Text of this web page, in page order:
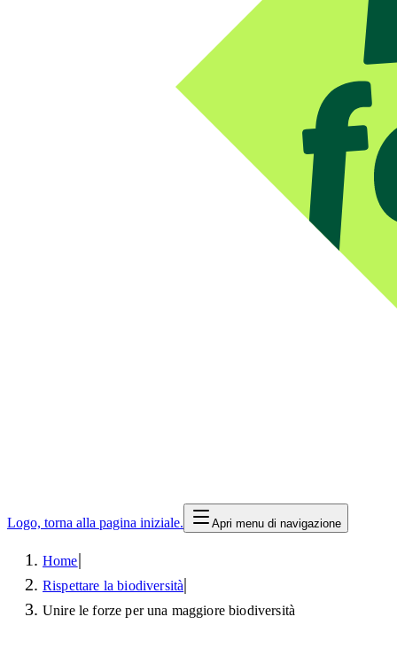
Logo, torna alla pagina iniziale. Apri menu di navigazione
Home|
Rispettare la biodiversità|
Unire le forze per una maggiore biodiversità